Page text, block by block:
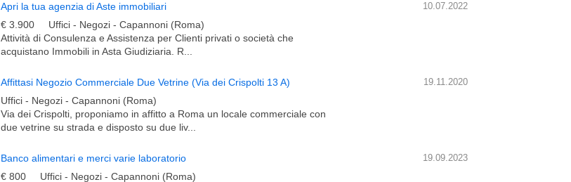
10.07.2022
Apri la tua agenzia di Aste immobiliari
€ 3.900
Uffici - Negozi - Capannoni (Roma)
Attività di Consulenza e Assistenza per Clienti privati o società che
acquistano Immobili in Asta Giudiziaria. R...
19.11.2020
Affittasi Negozio Commerciale Due Vetrine (Via dei Crispolti 13 A)
Uffici - Negozi - Capannoni (Roma)
Via dei Crispolti, proponiamo in affitto a Roma un locale commerciale con
due vetrine su strada e disposto su due liv...
19.09.2023
Banco alimentari e merci varie laboratorio
€ 800
Uffici - Negozi - Capannoni (Roma)